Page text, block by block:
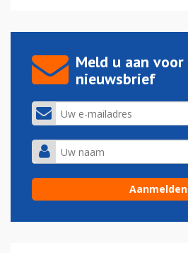
Meld u aan voor
nieuwsbrief